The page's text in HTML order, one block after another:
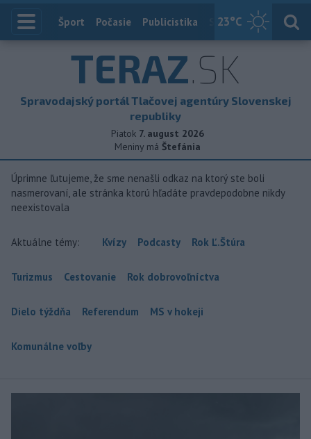
23°C
Index
Šport Počasie Publicistika Slovensko
TERAZ.SK
Spravodajský portál Tlačovej agentúry Slovenskej
republiky
Piatok 7. august 2026
Meniny má Štefánia
Úprimne ľutujeme, že sme nenašli odkaz na ktorý ste boli
nasmerovaní, ale stránka ktorú hľadáte pravdepodobne nikdy
neexistovala
Aktuálne témy: Kvízy Podcasty Rok Ľ.Štúra
Turizmus Cestovanie Rok dobrovoľníctva
Dielo týždňa Referendum MS v hokeji
Komunálne voľby